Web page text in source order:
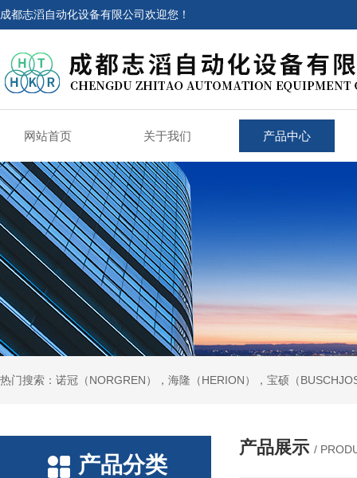
成都志滔自动化设备有限公司欢迎您！
网站首页 关于我们 产品中心
热门搜索：诺冠（NORGREN），海隆（HERION），宝硕（
产品分类
产品展示 /